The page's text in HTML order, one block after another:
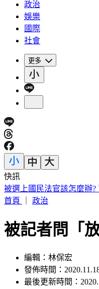
政治
娛樂
國際
社會
更多
快訊
被選上國民法官該怎麼辦?
首頁
政治
被記者問「
編輯：林保宏
發佈時間：
最後更新時間：